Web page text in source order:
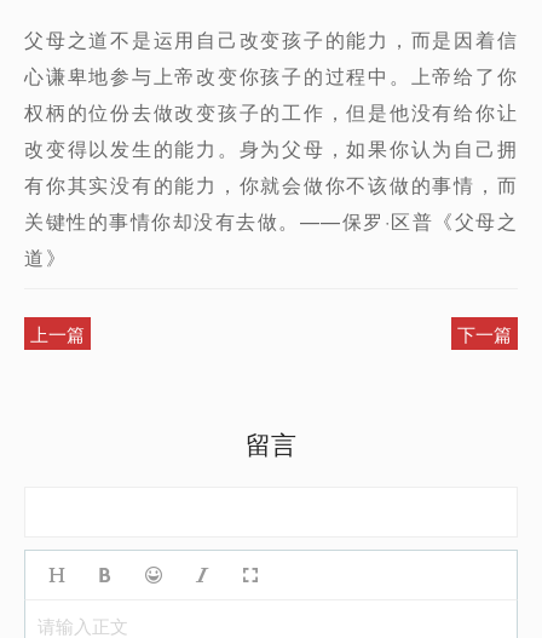
父母之道不是运用自己改变孩子的能力，而是因着信
心谦卑地参与上帝改变你孩子的过程中。上帝给了你
权柄的位份去做改变孩子的工作，但是他没有给你让
改变得以发生的能力。身为父母，如果你认为自己拥
有你其实没有的能力，你就会做你不该做的事情，而
关键性的事情你却没有去做。——保罗·区普《父母之
道》
上一篇 下一篇
留言
请输入正文